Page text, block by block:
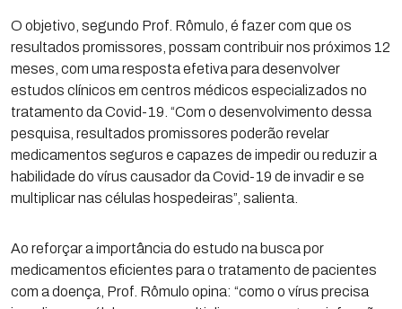
O objetivo, segundo Prof. Rômulo, é fazer com que os
resultados promissores, possam contribuir nos próximos 12
meses, com uma resposta efetiva para desenvolver
estudos clínicos em centros médicos especializados no
tratamento da Covid-19. “Com o desenvolvimento dessa
pesquisa, resultados promissores poderão revelar
medicamentos seguros e capazes de impedir ou reduzir a
habilidade do vírus causador da Covid-19 de invadir e se
multiplicar nas células hospedeiras”, salienta.
Ao reforçar a importância do estudo na busca por
medicamentos eficientes para o tratamento de pacientes
com a doença, Prof. Rômulo opina: “como o vírus precisa